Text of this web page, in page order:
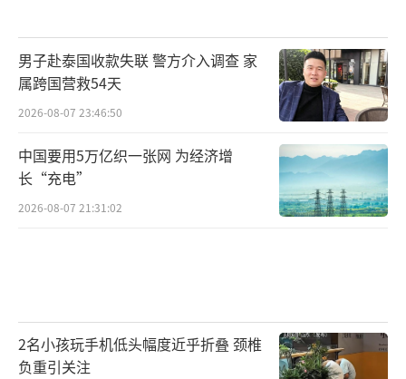
男子赴泰国收款失联 警方介入调查 家
属跨国营救54天
2026-08-07 23:46:50
中国要用5万亿织一张网 为经济增
长“充电”
2026-08-07 21:31:02
2名小孩玩手机低头幅度近乎折叠 颈椎
负重引关注